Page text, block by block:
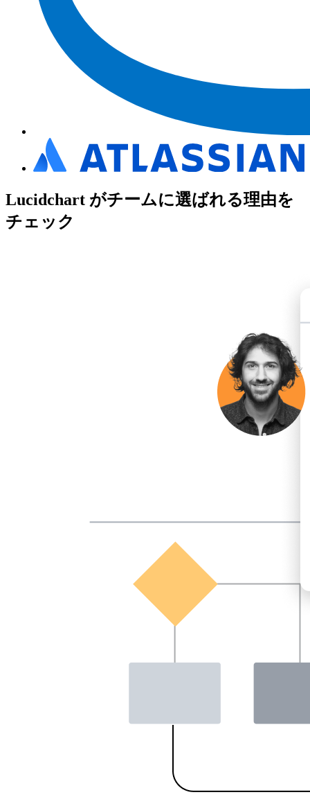
Lucidchart がチームに選ばれる理由を
チェック